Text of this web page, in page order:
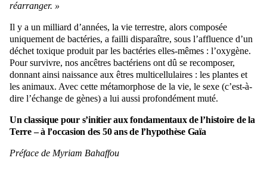
réarranger. »
Il y a un milliard d’années, la vie terrestre, alors composée
uniquement de bactéries, a failli disparaître, sous l’affluence d’un
déchet toxique produit par les bactéries elles-mêmes : l’oxygène.
Pour survivre, nos ancêtres bactériens ont dû se recomposer,
donnant ainsi naissance aux êtres multicellulaires : les plantes et
les animaux. Avec cette métamorphose de la vie, le sexe (c’est-à-
dire l’échange de gènes) a lui aussi profondément muté.
Un classique pour s’initier aux fondamentaux de l’histoire de la
Terre – à l’occasion des 50 ans de l’hypothèse Gaïa
Préface de Myriam Bahaffou